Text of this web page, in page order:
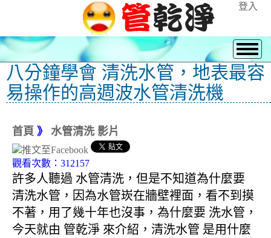
登入
八分鐘學會 清洗水管，地表最容
易操作的高週波水管清洗機
首頁 》 水管清洗 影片
觀看次數：312157
許多人聽過 水管清洗，但是不知道為什麼要
清洗水管，因為水管崁在牆壁裡面，看不到摸
不著，用了幾十年也沒事，為什麼要 洗水管，
今天就由 管乾淨 來介紹，清洗水管 是用什麼